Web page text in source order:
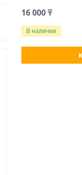
16 000 ₸
В наличии